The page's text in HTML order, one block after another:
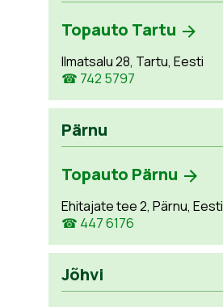
Topauto Tartu
Ilmatsalu 28, Tartu, Eesti
☎ 742 5797
Pärnu
Topauto Pärnu
Ehitajate tee 2, Pärnu, Eesti
☎ 447 6176
Jõhvi